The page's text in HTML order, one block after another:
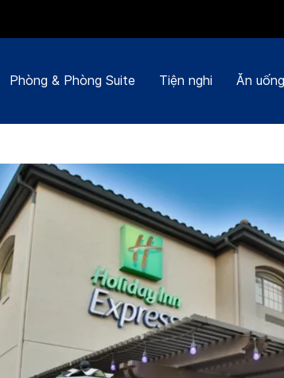
Phòng & Phòng Suite Tiện nghi Ăn uống